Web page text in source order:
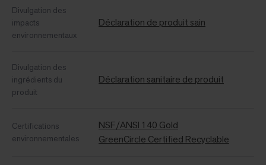
Divulgation des
impacts
environnementaux
Déclaration de produit sain
Divulgation des
ingrédients du
produit
Déclaration sanitaire de produit
Certifications
environnementales
NSF/ANSI 140 Gold
GreenCircle Certified Recyclable